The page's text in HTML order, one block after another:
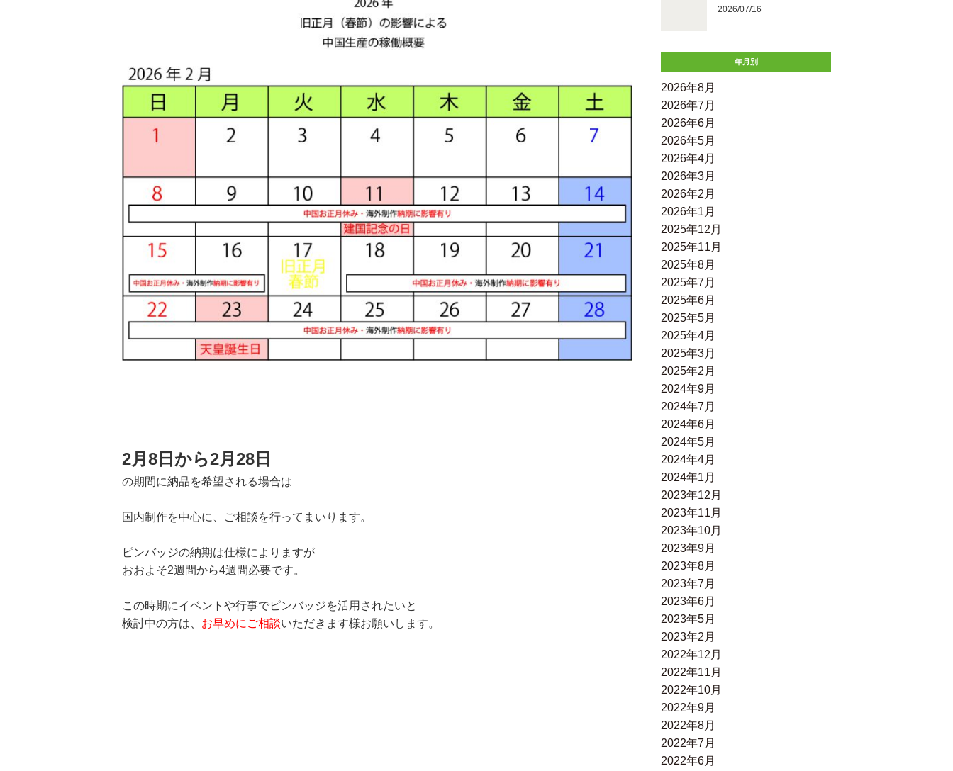
2月8日から2月28 日
の期間に納品を希望される場合は
国内制作を中心に、ご相談を行ってまいります。
ピンバッジの納期は仕様によりますが
おおよそ2週間から4週間必要です。
この時期にイベントや行事でピンバッジを活用されたいと
検討中の方は、 お早めにご相談いただきます様お願いします。
2026/07/16
年月別
2026年8月
2026年7月
2026年6月
2026年5月
2026年4月
2026年3月
2026年2月
2026年1月
2025年12月
2025年11月
2025年8月
2025年7月
2025年6月
2025年5月
2025年4月
2025年3月
2025年2月
2024年9月
2024年7月
2024年6月
2024年5月
2024年4月
2024年1月
2023年12月
2023年11月
2023年10月
2023年9月
2023年8月
2023年7月
2023年6月
2023年5月
2023年2月
2022年12月
2022年11月
2022年10月
2022年9月
2022年8月
2022年7月
2022年6月